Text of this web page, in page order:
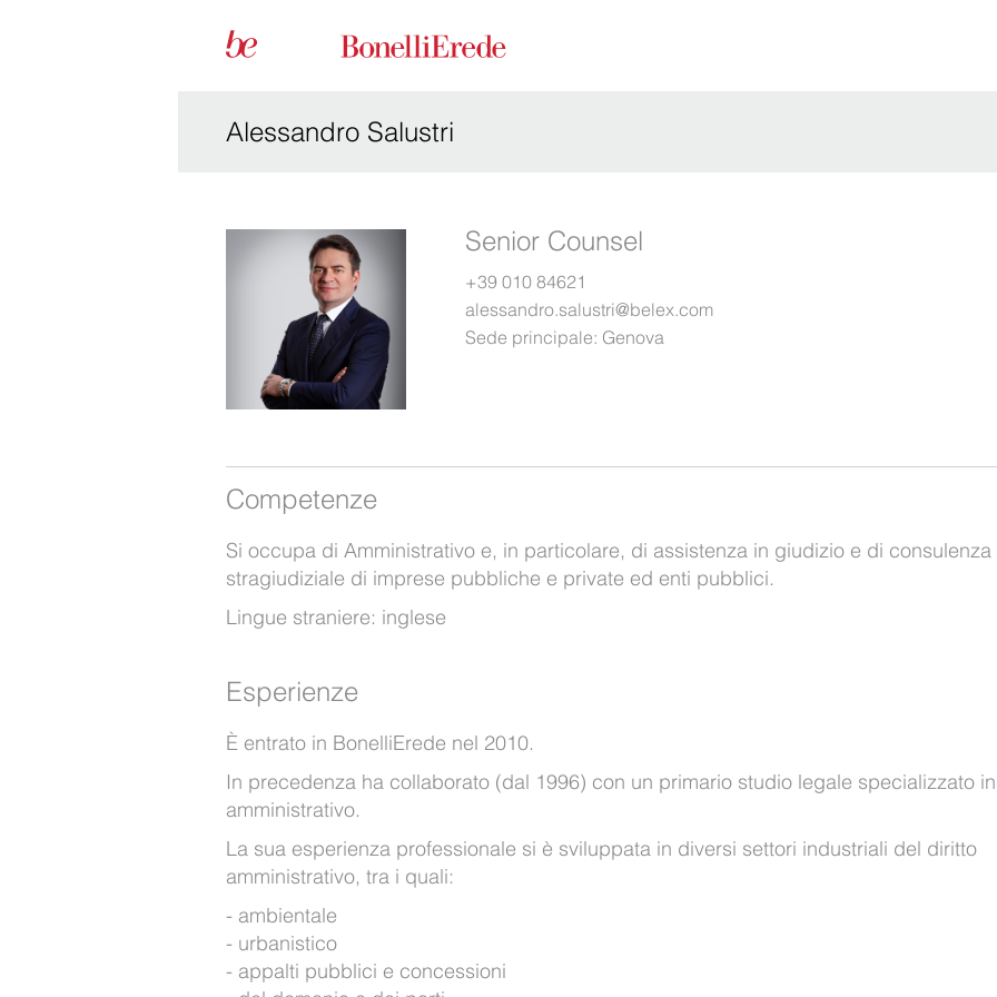
Alessandro Salustri
Senior Counsel
+39 010 84621
alessandro.salustri@belex.com
Sede principale: Genova
Competenze
Si occupa di Amministrativo e, in particolare, di assistenza in giudizio e di consulenza
stragiudiziale di imprese pubbliche e private ed enti pubblici.
Lingue straniere: inglese
Esperienze
È entrato in BonelliErede nel 2010.
In precedenza ha collaborato (dal 1996) con un primario studio legale specializzato
amministrativo.
La sua esperienza professionale si è sviluppata in diversi settori industriali del diritto
amministrativo, tra i quali:
ambientale
urbanistico
appalti pubblici e concessioni